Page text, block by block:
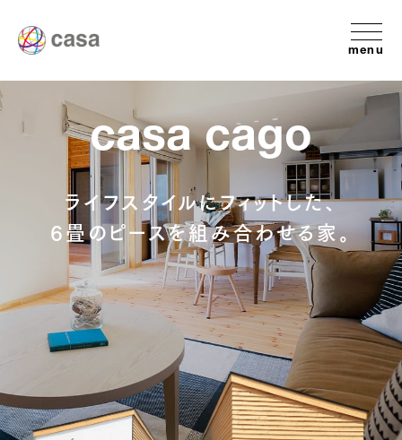
menu
casa cago
ライフスタイルにフィットした、
6畳のピースを組み合わせる家。